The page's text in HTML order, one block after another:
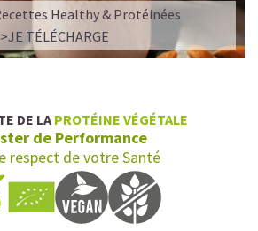
Healthy & Protéinées
>JE TÉLÉCHARGE
DE LA PROTÉINE VÉGÉTALE
de Performance
respect de votre Santé